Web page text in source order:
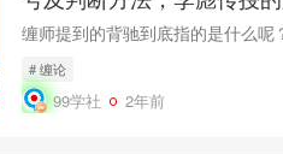
师#缠中说禅#
# 缠论
99学社 2年前